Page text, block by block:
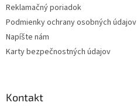
Reklamačný poriadok
Podmienky ochrany osobných údajov
Napíšte nám
Karty bezpečnostných údajov
Kontakt